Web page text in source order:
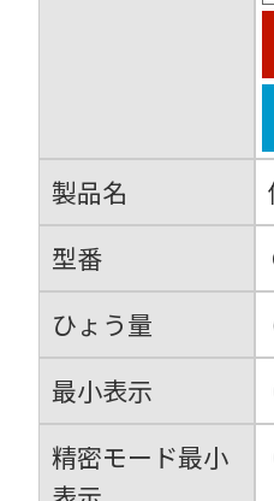
製品名
型番
ひょう量
最小表示
精密モード最小